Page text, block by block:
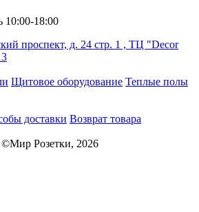
10:00-18:00
проспект, д. 24 стр. 1 , ТЦ "Decor
Щитовое оборудование Теплые полы
доставки Возврат товара
©Мир Розетки, 2026